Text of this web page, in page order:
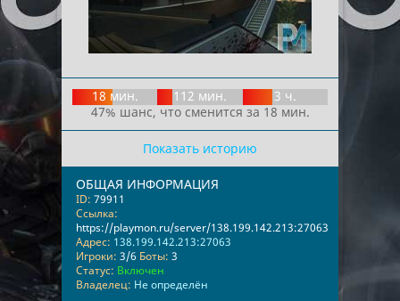
18 мин. 112 мин.
3 ч.
47% шанс, что сменится за 18 мин.
Показать историю
ОБЩАЯ ИНФОРМАЦИЯ
ID: 79911
Ссылка:
https://playmon.ru/server/138.199.142.213:27063
Адрес: 138.199.142.213:27063
Игроки: 3/6 Боты: 3
Статус: Включен
Владелец: Не определён